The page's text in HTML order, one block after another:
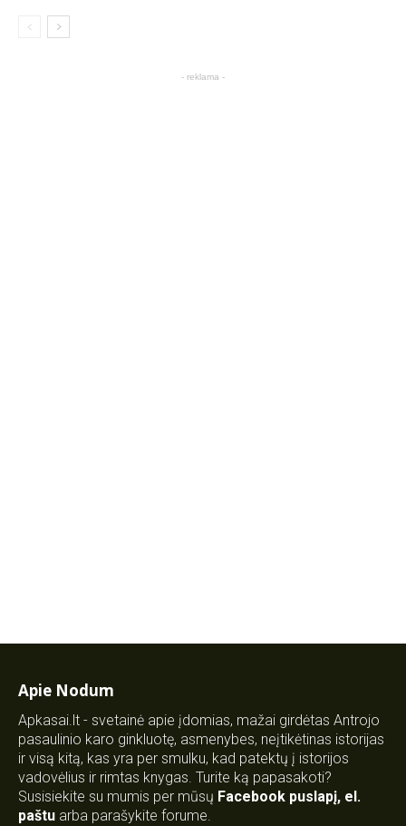
- reklama -
Apie Nodum
Apkasai.lt - svetainė apie įdomias, mažai girdėtas Antrojo
pasaulinio karo ginkluotę, asmenybes, neįtikėtinas istorijas
ir visą kitą, kas yra per smulku, kad patektų į istorijos
vadovėlius ir rimtas knygas. Turite ką papasakoti?
Susisiekite su mumis per mūsų Facebook puslapį, el.
paštu arba parašykite forume.